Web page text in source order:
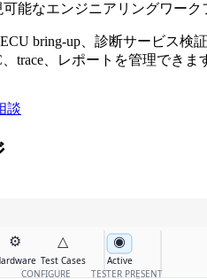
能なエンジニアリングワーク
bring-up、診断サービス検
trace、レポートを管理できま
談